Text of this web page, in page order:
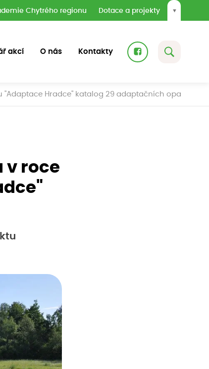
Chytrého regionu Dotace a projekty ▼
akcí O nás Kontakty
Hradce" katalog 29 adaptačních opatření.
v roce